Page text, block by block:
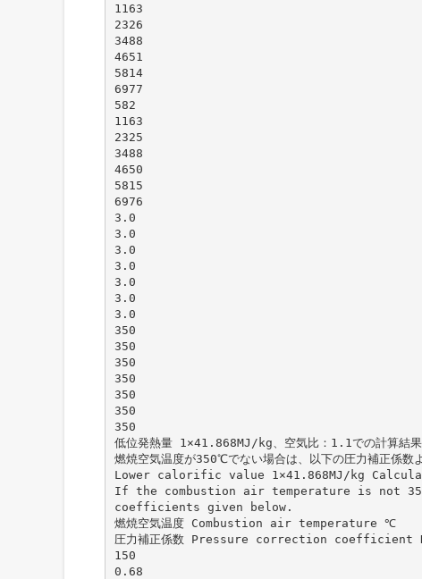
1163
2326
3488
4651
5814
6977
582
1163
2325
3488
4650
5815
6976
3.0
3.0
3.0
3.0
3.0
3.0
3.0
350
350
350
350
350
350
350
低位発熱量 1×41.868MJ/kg、空気比：1.1での計算結果
燃焼空気温度が350℃でない場合は、以下の圧力補正係数
Lower calorific value 1×41.868MJ/kg
If the combustion air temperature is not
coefficients given below.
燃焼空気温度 Combustion air temperature ℃
圧力補正係数 Pressure correction coefficient
150
0.68